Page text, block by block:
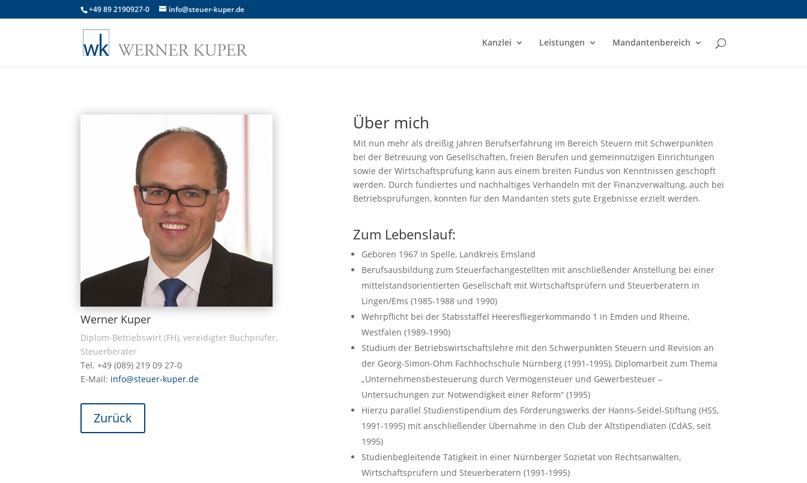
+49 89 2190927-0 info@steuer-kuper.de
Kanzlei Leistungen Mandantenbereich
Werner Kuper
Diplom-Betriebswirt (FH), vereidigter Buchprüfer,
Steuerberater
Tel. +49 (089) 219 09 27-0
E-Mail: info@steuer-kuper.de
Zurück
Über mich
Mit nun mehr als dreißig Jahren Berufserfahrung im Bereich Steuern mit Schwerpunkten
bei der Betreuung von Gesellschaften, freien Berufen und gemeinnützigen Einrichtungen
sowie der Wirtschaftsprüfung kann aus einem breiten Fundus von Kenntnissen geschöpft
werden. Durch fundiertes und nachhaltiges Verhandeln mit der Finanzverwaltung, auch bei
Betriebsprüfungen, konnten für den Mandanten stets gute Ergebnisse erzielt werden.
Zum Lebenslauf:
Geboren 1967 in Spelle, Landkreis Emsland
Berufsausbildung zum Steuerfachangestellten mit anschließender Anstellung bei einer
mittelstandsorientierten Gesellschaft mit Wirtschaftsprüfern und Steuerberatern in
Lingen/Ems (1985-1988 und 1990)
Wehrpflicht bei der Stabsstaffel Heeresfliegerkommando 1 in Emden und Rheine,
Westfalen (1989-1990)
Studium der Betriebswirtschaftslehre mit den Schwerpunkten Steuern und Revision an
der Georg-Simon-Ohm Fachhochschule Nürnberg (1991-1995), Diplomarbeit zum Thema
„Unternehmensbesteuerung durch Vermögensteuer und Gewerbesteuer –
Untersuchungen zur Notwendigkeit einer Reform“ (1995)
Hierzu parallel Studienstipendium des Förderungswerks der Hanns-Seidel-Stiftung (HSS,
1991-1995) mit anschließender Übernahme in den Club der Altstipendiaten (CdAS, seit
1995)
Studienbegleitende Tätigkeit in einer Nürnberger Sozietät von Rechtsanwälten,
Wirtschaftsprüfern und Steuerberatern (1991-1995)